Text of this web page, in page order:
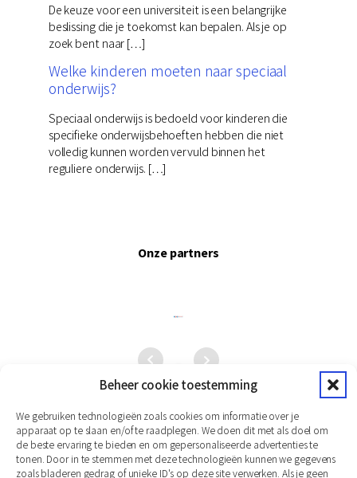
Beheer cookie toestemming
We gebruiken technologieën zoals cookies om informatie over je
apparaat op te slaan en/of te raadplegen. We doen dit met als doel om
de beste ervaring te bieden en om gepersonaliseerde advertenties te
tonen. Door in te stemmen met deze technologieën kunnen we gegevens
zoals bladeren gedrag of unieke ID's op deze site verwerken. Als je geen
De keuze voor een universiteit is een belangrijke
beslissing die je toekomst kan bepalen. Als je op
zoek bent naar […]
Welke kinderen moeten naar speciaal
onderwijs?
Speciaal onderwijs is bedoeld voor kinderen die
specifieke onderwijsbehoeften hebben die niet
volledig kunnen worden vervuld binnen het
reguliere onderwijs. […]
Onze partners